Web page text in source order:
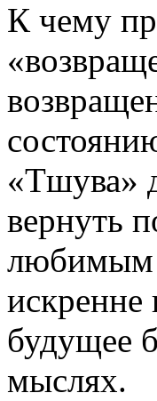
К чему
«Тшува»
вернуть
любимым
искренне
будущее
мыслях.